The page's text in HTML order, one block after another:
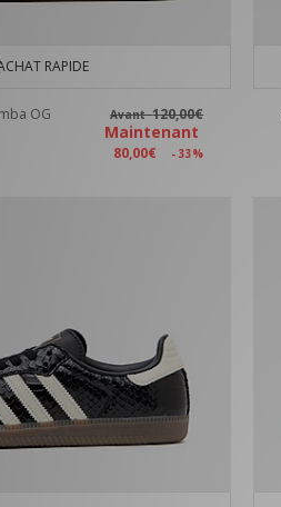
RAPIDE
OG
Avant120,00€
Maintenant
80,00€ - 33%